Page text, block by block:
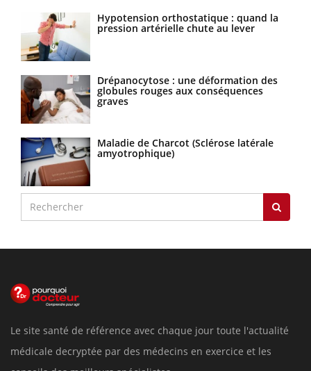
Hypotension orthostatique : quand la
pression artérielle chute au lever
Drépanocytose : une déformation des
globules rouges aux conséquences
graves
Maladie de Charcot (Sclérose latérale
amyotrophique)
Le site santé de référence avec chaque jour toute l'actualité
médicale decryptée par des médecins en exercice et les